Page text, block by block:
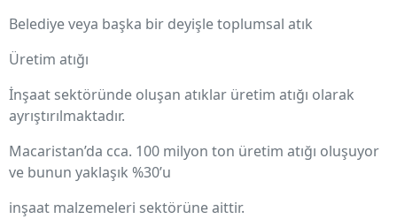
Belediye veya başka bir deyişle toplumsal atık
Üretim atığı
İnşaat sektöründe oluşan atıklar üretim atığı olarak
ayrıştırılmaktadır.
Macaristan’da cca. 100 milyon ton üretim atığı oluşuyor
ve bunun yaklaşık %30’u
inşaat malzemeleri sektörüne aittir.